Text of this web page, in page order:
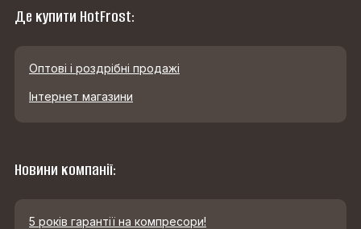
Де купити HotFrost:
Оптові і роздрібні продажі
Інтернет магазини
Новини компанії:
5 років гарантії на компресори!